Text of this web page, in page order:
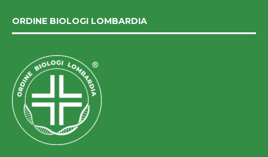
ORDINE BIOLOGI LOMBARDIA